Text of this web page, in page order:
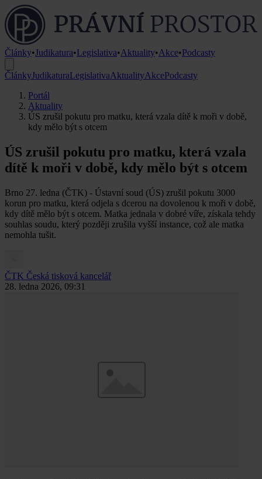
Články•Judikatura•Legislativa•Aktuality•Akce•Podcasty
ČlánkyJudikaturaLegislativaAktualityAkcePodcasty
Portál
Aktuality
ÚS zrušil pokutu pro matku, která vzala dítě k moři v době,
kdy mělo být s otcem
ÚS zrušil pokutu pro matku, která vzala
dítě k moři v době, kdy mělo být s otcem
Brno 27. ledna (ČTK) - Ústavní soud (ÚS) zrušil pokutu 3000
korun pro matku, která odjela s dcerou na dovolenou k moři v době,
kdy dítě mělo být s otcem. Matka jednala v dobré víře, získala tehdy
souhlas soudu, který později zrušila vyšší instance, což ale matka
nemohla tušit.
ČTK Česká tisková kancelář
28. ledna 2026, 09:31